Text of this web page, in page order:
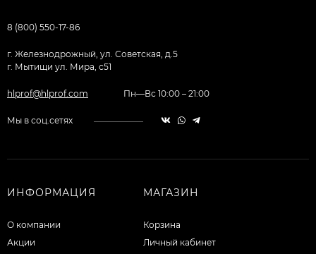
8 (800) 550-17-86
г. Железнодрожный, ул. Советская, д.5
г. Мытищи ул. Мира, с51
hlprof@hlprof.com Пн—Вс 10:00 – 21:00
Мы в соц.сетях
ИНФОРМАЦИЯ
О компании
Акции
МАГАЗИН
Корзина
Личный кабинет